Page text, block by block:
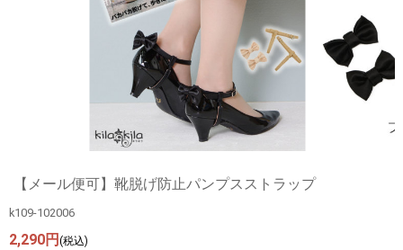
【メール便可】靴脱げ防止パンプスストラップ
k109-102006
2,290円 (税込)